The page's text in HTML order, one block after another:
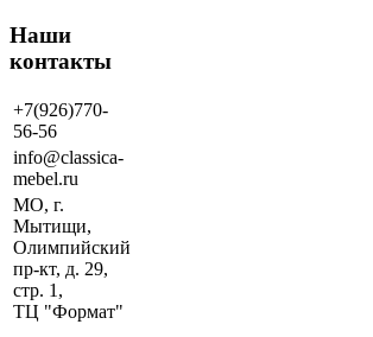
Наши
контакты
+7(926)770-
56-56
info@classica-
mebel.ru
МО, г.
Мытищи,
Олимпийский
пр-кт, д. 29,
стр. 1,
ТЦ "Формат"